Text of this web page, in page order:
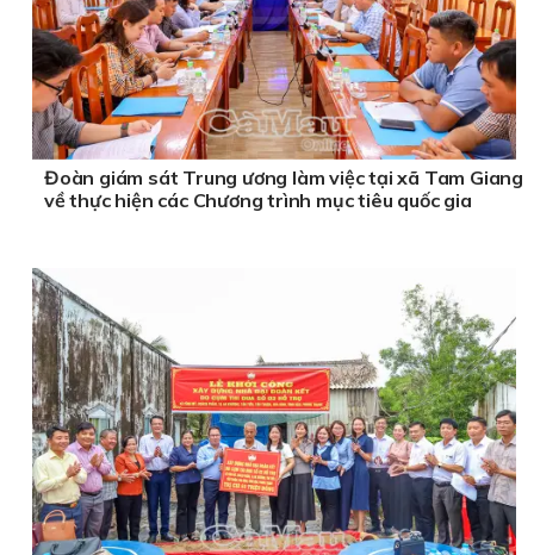
Đoàn giám sát Trung ương làm việc tại xã Tam Giang
về thực hiện các Chương trình mục tiêu quốc gia